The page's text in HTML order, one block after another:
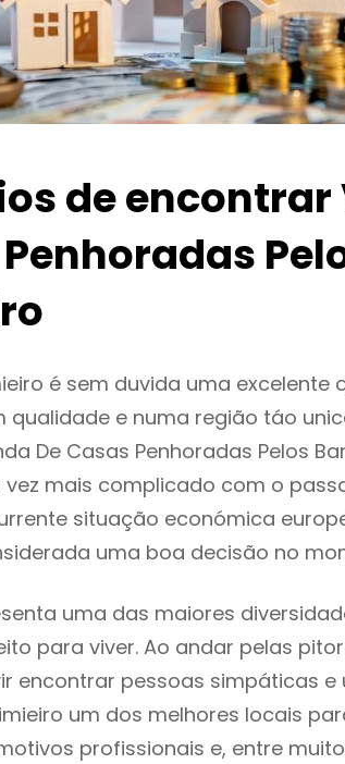
de encontrar
é sem duvida uma
qualidade e numa região táo
De Casas Penhoradas Pelos
mais complicado com o
situação económica
uma boa decisão no
uma das maiores
para viver. Ao andar pelas
encontrar pessoas simpáticas
um dos melhores locais
profissionais e, entre